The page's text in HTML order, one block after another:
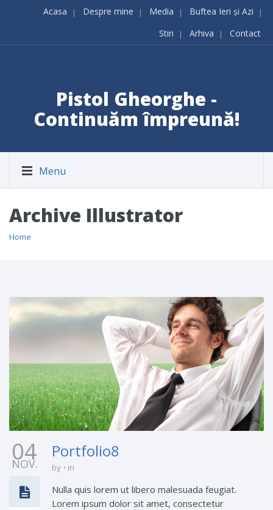
Acasa Despre mine Media
Buftea Ieri și Azi
Stiri
Arhiva Contact
Pistol Gheorghe -
Continuăm împreună!
Menu
Archive Illustrator
Home
04
NOV.
Portfolio8
by in
Nulla quis lorem ut libero malesuada feugiat.
Lorem ipsum dolor sit amet, consectetur